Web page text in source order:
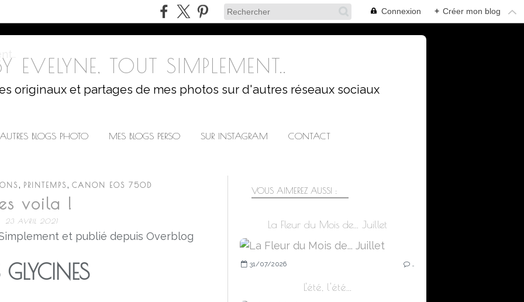
Connexion + Créer mon blog
EVELYNE, TOUT SIMPLEMENT..
originaux et partages de mes photos sur d'autres réseaux sociaux
BLOGS PHOTO MES BLOGS PERSO SUR INSTAGRAM CONTACT
, PRINTEMPS , CANON EOS 750D
voila !
23 AVRIL 2021
et publié depuis Overblog
GLYCINES
VOUS AIMEREZ AUSSI :
La Fleur du Mois de... Juillet
31/07/2026
L'été, l'été...